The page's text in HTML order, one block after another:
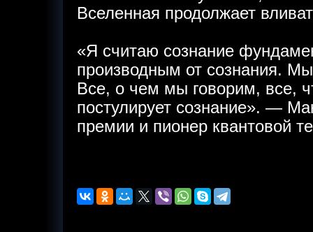
Вселенная продолжает
«Я считаю сознание
производным от сознания.
Все, о чем мы говорим, все,
постулирует сознание». —
премии и пионер квантовой